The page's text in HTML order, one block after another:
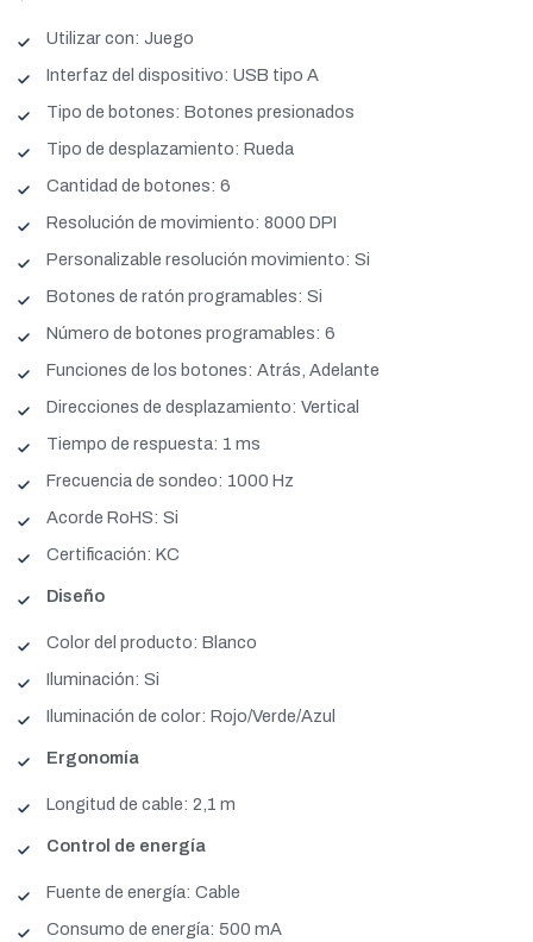
Utilizar con: Juego
Interfaz del dispositivo: USB tipo A
Tipo de botones: Botones presionados
Tipo de desplazamiento: Rueda
Cantidad de botones: 6
Resolución de movimiento: 8000 DPI
Personalizable resolución movimiento: Si
Botones de ratón programables: Si
Número de botones programables: 6
Funciones de los botones: Atrás, Adelante
Direcciones de desplazamiento: Vertical
Tiempo de respuesta: 1 ms
Frecuencia de sondeo: 1000 Hz
Acorde RoHS: Si
Certificación: KC
Diseño
Color del producto: Blanco
Iluminación: Si
Iluminación de color: Rojo/Verde/Azul
Ergonomía
Longitud de cable: 2,1 m
Control de energía
Fuente de energía: Cable
Consumo de energía: 500 mA